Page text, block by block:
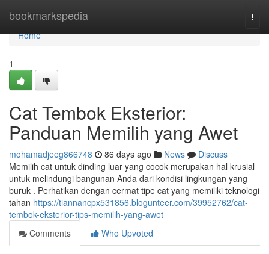
bookmarkspedia
Home
Home
1
Cat Tembok Eksterior:
Panduan Memilih yang Awet
mohamadjeeg866748 86 days ago News
Discuss
Memilih cat untuk dinding luar yang cocok merupakan hal krusial
untuk melindungi bangunan Anda dari kondisi lingkungan yang
buruk . Perhatikan dengan cermat tipe cat yang memiliki teknologi
tahan https://tiannancpx531856.blogunteer.com/39952762/cat-
tembok-eksterior-tips-memilih-yang-awet
Comments
Who Upvoted